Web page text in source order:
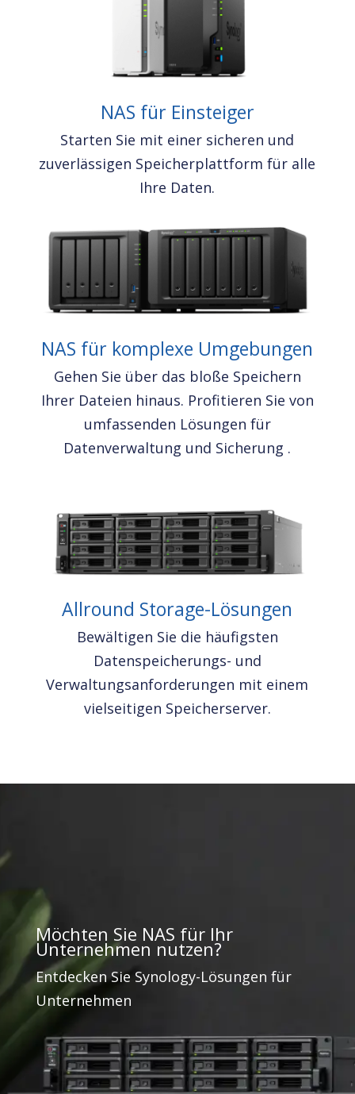
NAS für Einsteiger
Starten Sie mit einer sicheren und
zuverlässigen Speicherplattform für alle
Ihre Daten.
NAS für komplexe Umgebungen
Gehen Sie über das bloße Speichern
Ihrer Dateien hinaus. Profitieren Sie von
umfassenden Lösungen für
Datenverwaltung und Sicherung .
Allround Storage-Lösungen
Bewältigen Sie die häufigsten
Datenspeicherungs- und
Verwaltungsanforderungen mit einem
vielseitigen Speicherserver.
Möchten Sie NAS für Ihr
Unternehmen nutzen?
Entdecken Sie Synology-Lösungen für
Unternehmen